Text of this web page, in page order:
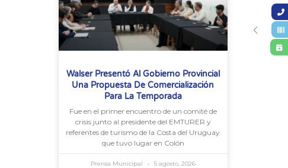
Walser Presentó Al Gobierno Provincial
Una Propuesta De Comercialización
Para La Temporada
Fue en el primer encuentro de un comité de
crisis junto al presidente del EMTURER y
referentes de turismo de la Costa del Uruguay
que tuvo lugar en Colón
Prensa Municipal 5 agosto, 2026